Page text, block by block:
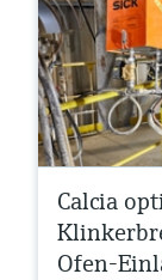
Calcia
Ofen-